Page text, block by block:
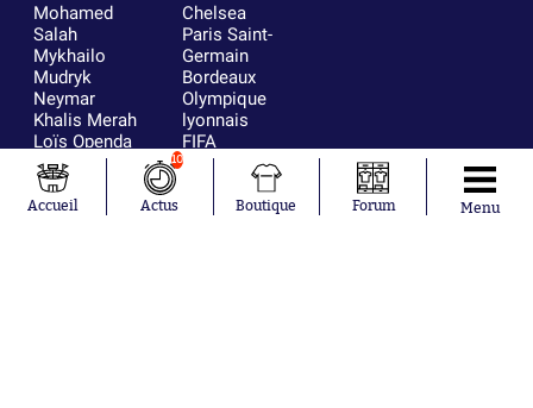
Mohamed
Salah
Mykhailo
Mudryk
Neymar
Khalis Merah
Loïs Openda
Moussa
Niakhaté
Nicolás
Chelsea
Paris Saint-
Germain
Bordeaux
Olympique
lyonnais
FIFA
Real Madrid
RC Strasbourg
AC Milan
Accueil
10
Actus Boutique Forum Menu